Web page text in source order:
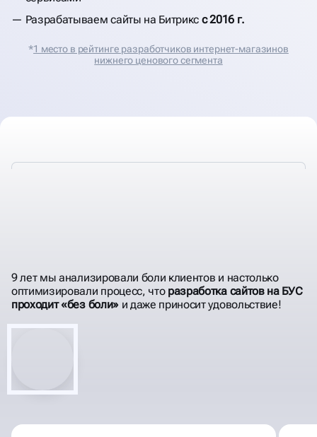
Разрабатываем сайты на Битрикс с 2016 г.
*1 место в рейтинге разработчиков интернет-магазинов
нижнего ценового сегмента
САЙТЫ НА 1С БИТРИКС
9 лет мы анализировали боли клиентов и настолько
оптимизировали процесс, что разработка сайтов на БУС
проходит «без боли»и даже приносит удовольствие!